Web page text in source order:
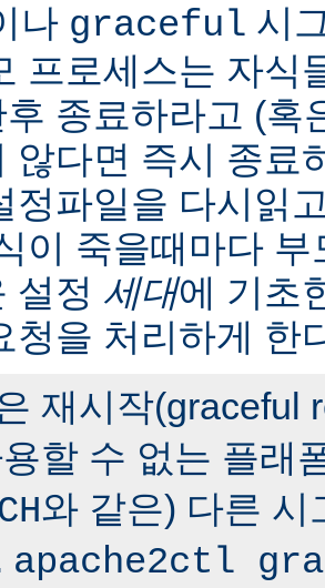
나 graceful 시
프로세스는 자식
종료하라고 (혹
않다면 즉시 종료
정파일을 다시읽
이 죽을때마다
설정 세대에 기초
청을 처리하게 한
재시작(graceful
할 수 없는 플래
와 같은) 다른 시
apache2ctl